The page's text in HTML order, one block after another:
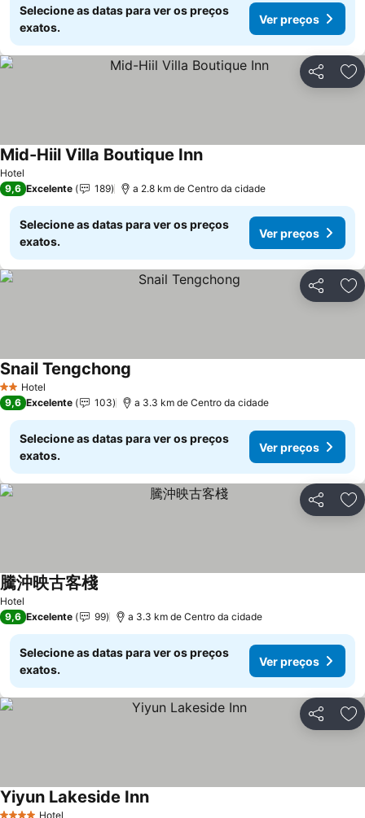
Selecione as datas para ver os preços
exatos.
Ver preços
Partilhar
Hotel
Mid-Hiil Villa Boutique InnVer preços
9,6 Excelente 189 a 2.8 km de Centro da cidade
Selecione as datas para ver os preços
exatos.
Ver preços
Partilhar
2 Estrelas
Hotel
Snail Tengchong
9,6 Excelente 103 a 3.3 km de Centro da cidade
Selecione as datas para ver os preços
exatos.
Ver preços
Partilhar
Hotel
騰沖映古客棧Ver preços
9,6 Excelente 99 a 3.3 km de Centro da cidade
Selecione as datas para ver os preços
exatos.
Ver preços
Partilhar
Hotel
Yiyun Lakeside InnVer preços